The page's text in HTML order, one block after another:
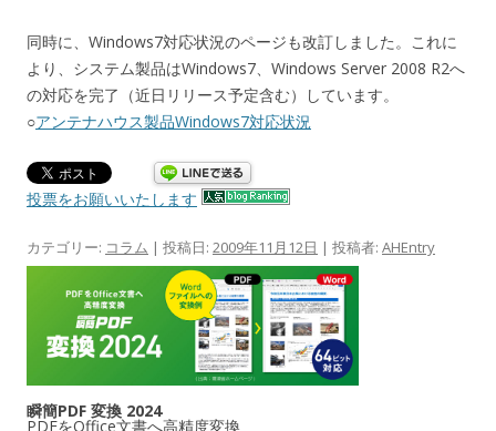
同時に、Windows7対応状況のページも改訂しました。これに
より、システム製品はWindows7、Windows Server 2008 R2へ
の対応を完了（近日リリース予定含む）しています。
○アンテナハウス製品Windows7対応状況
投票をお願いいたします
カテゴリー: コラム | 投稿日: 2009年11月12日 | 投稿者: AHEntry
瞬簡PDF 変換 2024
PDFをOffice文書へ高精度変換